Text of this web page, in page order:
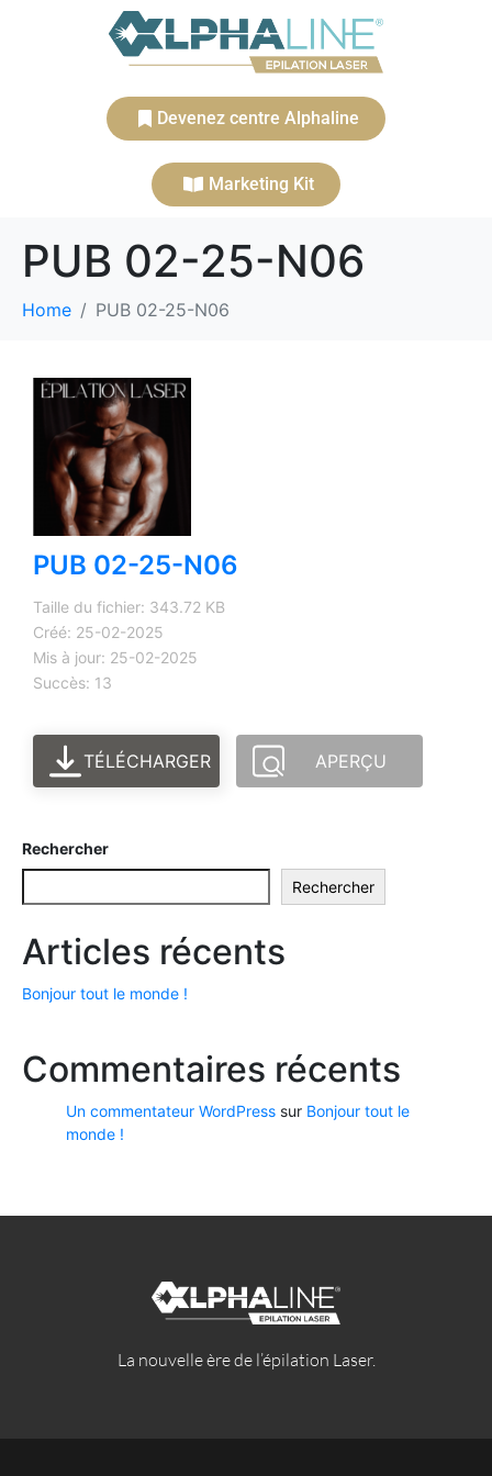
Devenez centre Alphaline
Marketing Kit
PUB 02-25-N06
Home PUB 02-25-N06
PUB 02-25-N06
Taille du fichier: 343.72 KB
Créé: 25-02-2025
Mis à jour: 25-02-2025
Succès: 13
TÉLÉCHARGER APERÇU
Rechercher
Rechercher
Articles récents
Bonjour tout le monde !
Commentaires récents
Un commentateur WordPress sur Bonjour tout le
monde !
La nouvelle ère de l’épilation Laser.